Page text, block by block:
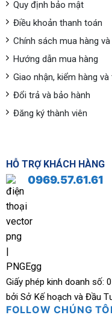
Quy định bảo mật
Điều khoản thanh toán
Chính sách mua hàng
Hướng dẫn mua hàng
Giao nhận, kiểm hàng
Đổi trả và bảo hành
Đăng ký thành viên
HỖ TRỢ KHÁCH HÀNG
0969.57.61.61
Giấy phép kinh doanh
bởi Sở Kế hoạch và Đầu
FOLLOW CHÚNG TÔI